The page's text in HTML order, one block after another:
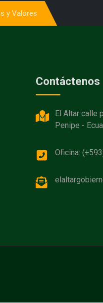
y Valores
Contáctenos
El Altar calle
Penipe -
Oficina: